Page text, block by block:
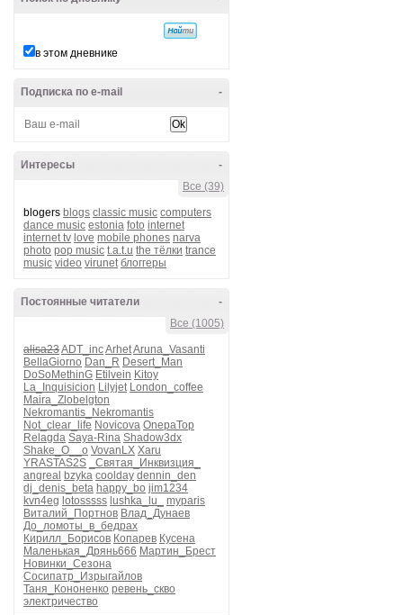
в этом дневнике
-
Подписка по e-mail
-
Интересы
Все (39)
blogers blogs classic music computers
dance music estonia foto internet
internet tv love mobile phones narva
photo pop music t.a.t.u the тёлки trance
music video virunet блоггеры
-
Постоянные читатели
Все (1005)
alisa23ADT_incArhetAruna_Vasanti
BellaGiorno Dan_R Desert_Man
DoSoMethinG Etilvein Kitoy
La_Inquisicion Lilyjet London_coffee
Maira_Zlobelgton
Nekromantis_Nekromantis
Not_clear_life Novicova OnepaTop
Relagda Saya-Rina Shadow3dx
Shake_O__o VovanLX Xaru
YRASTAS2S
_Святая_Инквизция_
angreal bzyka coolday dennin_den
dj_denis_beta happy_bo jim1234
kvn4eg lotosssss lushka_lu_
myparis
Виталий_Портнов Влад_Дунаев
До_ломоты_в_бедрах
Кирилл_Борисов Копарев Кусена
Маленькая_Дрянь666 Мартин_Брест
Новинки_Сезона
Сосипатр_Изрыгайлов
Таня_Кононенко ревень_скво
электричество